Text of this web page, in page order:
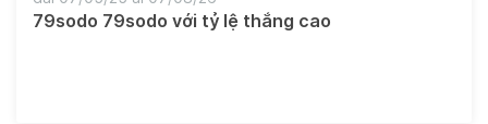
79sodo 79sodo với tỷ lệ thắng cao